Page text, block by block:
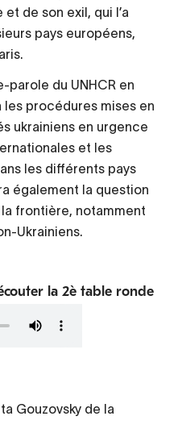
de son exil, qui l’a
pays européens,
parole du UNHCR en
les procédures mises en
ukrainiens en urgence
et les
les différents pays
également la question
frontière, notamment
Ukrainiens.
la 2è table ronde
Gouzovsky de la